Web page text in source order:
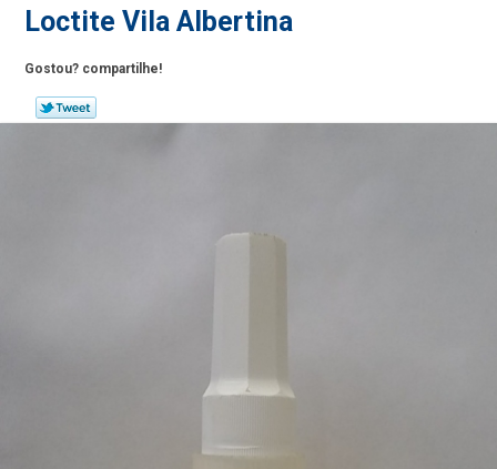
Loctite Vila Albertina
Gostou? compartilhe!